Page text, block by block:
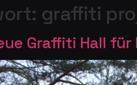
graffiti
Graffiti Hall für